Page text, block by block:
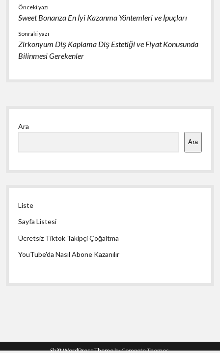
Önceki yazı
Sweet Bonanza En İyi Kazanma Yöntemleri ve İpuçları
Sonraki yazı
Zirkonyum Diş Kaplama Diş Estetiği ve Fiyat Konusunda
Bilinmesi Gerekenler
Yan
Menü
Ara
Ara
Liste
Sayfa Listesi
Ücretsiz Tiktok Takipçi Çoğaltma
YouTube'da Nasıl Abone Kazanılır
Shift WordPress Themeby Compete Themes.